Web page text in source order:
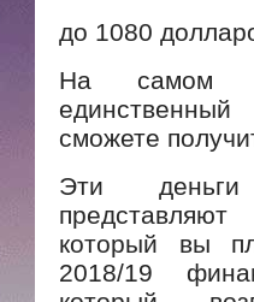
до 1080
На самом
сможете
Эти
который вы
2018/19